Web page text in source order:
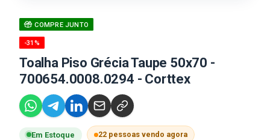
COMPRE JUNTO
-31%
Toalha Piso Grécia Taupe 50x70 -
700654.0008.0294 - Corttex
Em Estoque 22 pessoas vendo agora